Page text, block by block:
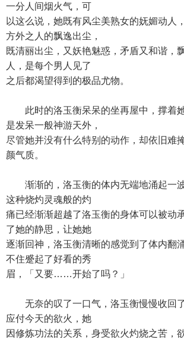
一分人间烟火气，可
以这么说，她既有风尘美熟女的妩媚动人
方外之人的飘逸出尘，
既清丽出尘，又妖艳魅惑，矛盾又和谐，
人，是每个男人见了
之后都渴望得到的极品尤物。
此时的洛玉衡呆呆的坐再屋中，撑着
是发呆一般神游天外，
尽管她并没有什么特别的动作，却依旧难
颜气质。
渐渐的，洛玉衡的体内无端地涌起一波
这种烧灼灵魂般的灼
痛已经渐渐超越了洛玉衡的身体可以被动
了她的静思，让她她
逐渐回神，洛玉衡清晰的感觉到了体内翻
不住蹙起了好看的秀
眉，「又要……开始了吗？」
无奈的叹了一口气，洛玉衡慢慢收回
应付今天的欲火，她
因修炼功法的关系，身受欲火灼烧之苦，